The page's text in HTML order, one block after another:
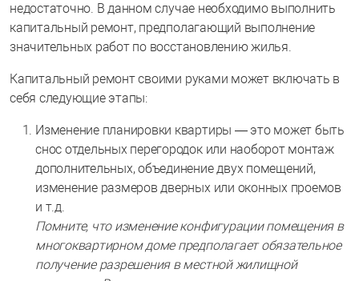
недостаточно. В данном случае необходимо выполнить
капитальный ремонт, предполагающий выполнение
значительных работ по восстановлению жилья.
Капитальный ремонт своими руками может включать в
себя следующие этапы:
Изменение планировки квартиры — это может быть
снос отдельных перегородок или наоборот монтаж
дополнительных, объединение двух помещений,
изменение размеров дверных или оконных проемов
и т.д.
Помните, что изменение конфигурации помещения в
многоквартирном доме предполагает обязательное
получение разрешения в местной жилищной